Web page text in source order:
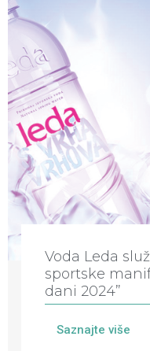
Voda Leda
sportske
dani 2024”
Saznajte više